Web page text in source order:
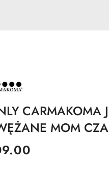
CARMAKOMA
MOM